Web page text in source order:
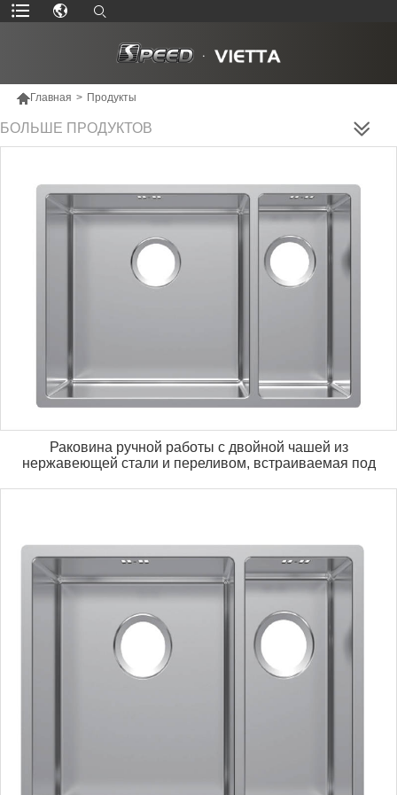
Главная > Продукты
БОЛЬШЕ ПРОДУКТОВ
Раковина ручной работы с двойной чашей из
нержавеющей стали и переливом, встраиваемая под